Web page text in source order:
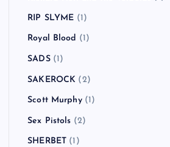
RIP SLYME (1)
Royal Blood (1)
SADS(1)
SAKEROCK (2)
Scott Murphy(1)
Sex Pistols (2)
SHERBET (1)